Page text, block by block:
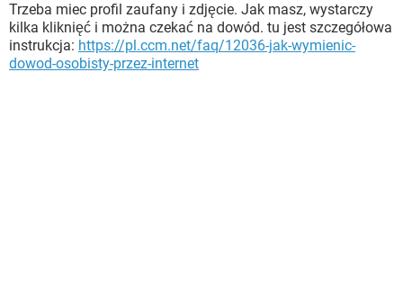
Trzeba miec profil zaufany i zdjęcie. Jak masz, wystarczy
kilka kliknięć i można czekać na dowód. tu jest szczegółowa
instrukcja: https://pl.ccm.net/faq/12036-jak-wymienic-
dowod-osobisty-przez-internet